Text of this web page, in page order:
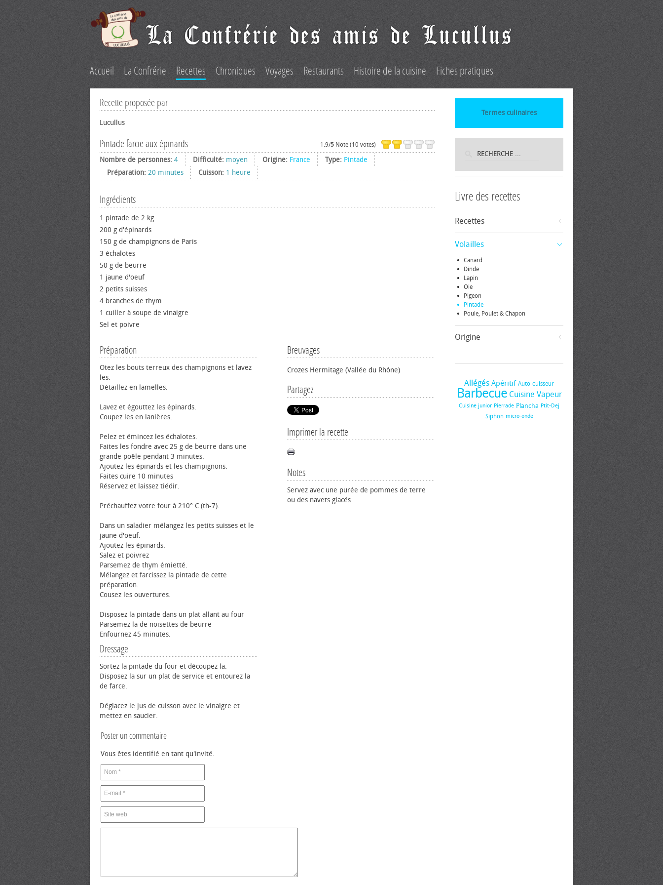
Accueil La Confrérie Recettes Chroniques Voyages Restaurants Histoire de la cuisine Fiches pratiques
Recette proposée par
Lucullus
Pintade farcie aux épinards 1.9/5 Note (10 votes)
Nombre de personnes: 4 Difficulté: moyen Origine: France Type: Pintade
Préparation: 20 minutes Cuisson: 1 heure
Ingrédients
1 pintade de 2 kg
200 g d'épinards
150 g de champignons de Paris
3 échalotes
50 g de beurre
1 jaune d'œuf
2 petits suisses
4 branches de thym
1 cuiller à soupe de vinaigre
Sel et poivre
Breuvages
Crozes Hermitage (Vallée du Rhône)
Partagez
Imprimer la recette
Notes
Servez avec une purée de pommes de terre
ou des navets glacés
Préparation
Otez les bouts terreux des champignons et lavez
les.
Détaillez en lamelles.
Lavez et égouttez les épinards.
Coupez les en lanières.
Pelez et émincez les échalotes.
Faites les fondre avec 25 g de beurre dans une
grande poêle pendant 3 minutes.
Ajoutez les épinards et les champignons.
Faites cuire 10 minutes
Réservez et laissez tiédir.
Préchauffez votre four à 210° C (th-7).
Dans un saladier mélangez les petits suisses et le
jaune d'œuf.
Ajoutez les épinards.
Salez et poivrez
Parsemez de thym émietté.
Mélangez et farcissez la pintade de cette
préparation.
Cousez les ouvertures.
Disposez la pintade dans un plat allant au four
Parsemez la de noisettes de beurre
Enfournez 45 minutes.
Dressage
Sortez la pintade du four et découpez la.
Disposez la sur un plat de service et entourez la
de farce.
Déglacez le jus de cuisson avec le vinaigre et
mettez en saucier.
Poster un commentaire
Vous êtes identifié en tant qu'invité.
Termes culinaires
Livre des recettes
Recettes
Volailles
Canard
Dinde
Lapin
Oie
Pigeon
Pintade
Poule, Poulet & Chapon
Origine
Allégés Apéritif Auto-cuisseur
Barbecue Cuisine Vapeur
Cuisine junior Pierrade Plancha Ptit-Dej
Siphon micro-onde